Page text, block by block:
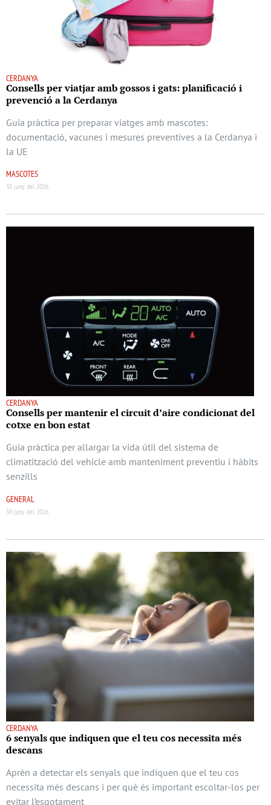
CERDANYA
Consells per viatjar amb gossos i gats: planificació i
prevenció a la Cerdanya
Guia pràctica per preparar viatges amb mascotes:
documentació, vacunes i mesures preventives a la Cerdanya i
la UE
MASCOTES
30 juny del 2026
CERDANYA
Consells per mantenir el circuit d’aire condicionat del
cotxe en bon estat
Guia pràctica per allargar la vida útil del sistema de
climatització del vehicle amb manteniment preventiu i hàbits
senzills
GENERAL
30 juny del 2026
CERDANYA
6 senyals que indiquen que el teu cos necessita més
descans
Aprèn a detectar els senyals que indiquen que el teu cos
necessita més descans i per què és important escoltar-los per
evitar l’esgotament